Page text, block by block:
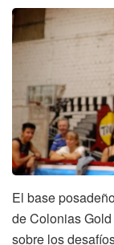
El base
de Colonias
sobre los